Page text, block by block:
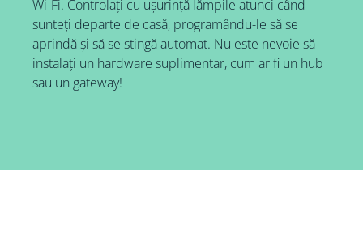
Wi-Fi. Controlați cu ușurință lămpile atunci când
sunteți departe de casă, programându-le să se
aprindă și să se stingă automat. Nu este nevoie să
instalați un hardware suplimentar, cum ar fi un hub
sau un gateway!